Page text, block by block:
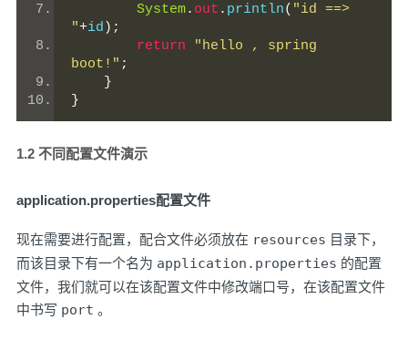
System. out . println( "id ==>
"+id );
return
"hello , spring
boot!" ;
}
}
1.2 不同配置文件演示
application.properties配置文件
现在需要进行配置，配合文件必须放在 resources 目录下，
而该目录下有一个名为 application.properties 的配置
文件，我们就可以在该配置文件中修改端口号，在该配置文件
中书写 port 。